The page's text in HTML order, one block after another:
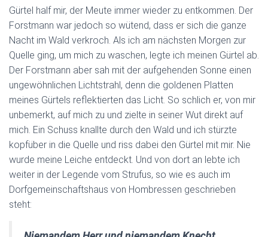
Gürtel half mir, der Meute immer wieder zu entkommen. Der
Forstmann war jedoch so wütend, dass er sich die ganze
Nacht im Wald verkroch. Als ich am nächsten Morgen zur
Quelle ging, um mich zu waschen, legte ich meinen Gürtel ab.
Der Forstmann aber sah mit der aufgehenden Sonne einen
ungewöhnlichen Lichtstrahl, denn die goldenen Platten
meines Gürtels reflektierten das Licht. So schlich er, von mir
unbemerkt, auf mich zu und zielte in seiner Wut direkt auf
mich. Ein Schuss knallte durch den Wald und ich stürzte
kopfüber in die Quelle und riss dabei den Gürtel mit mir. Nie
wurde meine Leiche entdeckt. Und von dort an lebte ich
weiter in der Legende vom Strufus, so wie es auch im
Dorfgemeinschaftshaus von Hombressen geschrieben
steht: